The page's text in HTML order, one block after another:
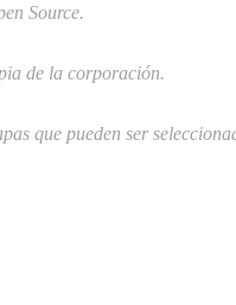
Source.
de la corporación.
que pueden ser